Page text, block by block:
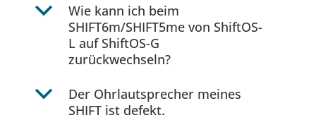
b
Wie kann ich beim
SHIFT6m/SHIFT5me von ShiftOS-
L auf ShiftOS-G
zurückwechseln?
b
Der Ohrlautsprecher meines
SHIFT ist defekt.